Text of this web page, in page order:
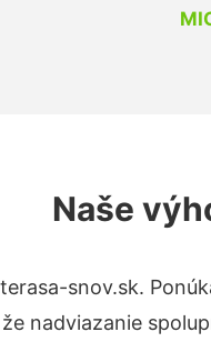
Naše
snov.sk.
nadviazanie